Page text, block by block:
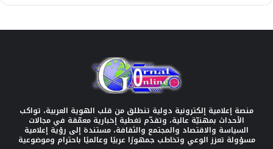
منصة إعلامية إلكترونية دولية تنطلق من قلب الهوية العربية، تواكب
الأحداث بمهنيّة عالية، وتقدّم تغطية إخبارية معمّقة في مجالات
السياسة والاقتصاد والمجتمع والثقافة، مستندة إلى رؤية إعلامية
مسؤولة تعزز الوعي وتخاطب جمهورًا عربيًا وعالميًا باحترام وموضوعية